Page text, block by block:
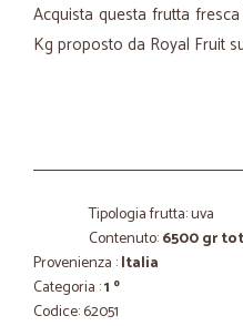
Acquista questa frutta
Kg proposto da Royal Fruit
Tipologia frutta: uva
Contenuto:6500 gr
Provenienza :Italia
Categoria :1 º
Codice: 62051